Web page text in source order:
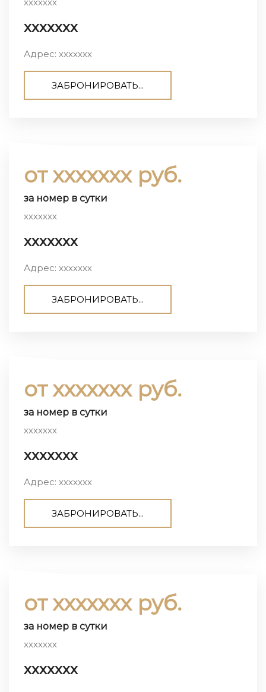
ххххххх
Адрес: ххххххх
ЗАБРОНИРОВАТЬ...
от ххххххх руб.
за номер в сутки
ххххххх
ххххххх
Адрес: ххххххх
ЗАБРОНИРОВАТЬ...
от ххххххх руб.
за номер в сутки
ххххххх
ххххххх
Адрес: ххххххх
ЗАБРОНИРОВАТЬ...
от ххххххх руб.
за номер в сутки
ххххххх
ххххххх